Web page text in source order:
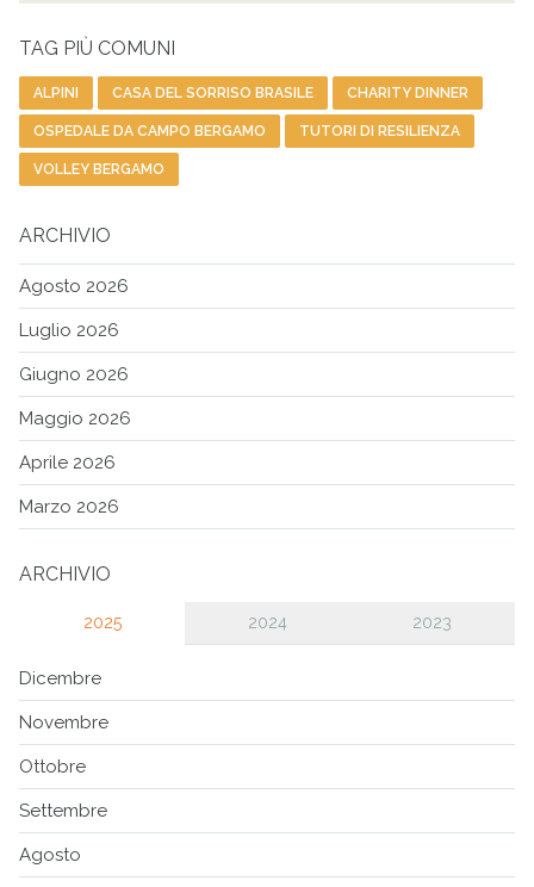
TAG PIÙ COMUNI
ALPINI CASA DEL SORRISO BRASILE CHARITY DINNER
OSPEDALE DA CAMPO BERGAMO TUTORI DI RESILIENZA
VOLLEY BERGAMO
ARCHIVIO
Agosto 2026
Luglio 2026
Giugno 2026
Maggio 2026
Aprile 2026
Marzo 2026
ARCHIVIO
2025 2024 2023
Dicembre
Novembre
Ottobre
Settembre
Agosto